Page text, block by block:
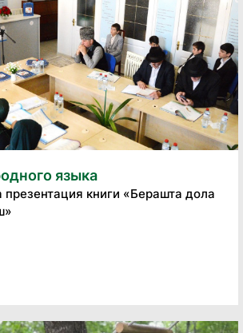
языка
книги «Берашта дола